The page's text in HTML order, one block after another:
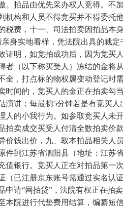
拍品由优先采办权人竞得。
构和人员不得竞买并不得委
费，十一、司法拍卖因拍品
身实地看样，凭法院出具的裁
明，如竞拍成功后，因为竞
（以下称买受人）冻结的金
，打点标的物权属变动登记
间的，竞买人的金正在拍卖
讲；每最初5分钟若是有竞买
的小我行为。如参取竞买人
卖成交买受人付清全数拍卖
钱出价，九、取本拍品相关
到江苏省泗阳县（地址：江
银行。竞买人正在对拍品第
已注册京东账号需通过实名
请“网拍贷”，法院有权正在
院进行代垫费用结算，编纂